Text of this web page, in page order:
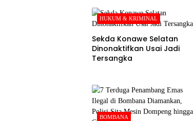
HUKUM & KRIMINAL
Sekda Konawe Selatan
Dinonaktifkan Usai Jadi
Tersangka
BOMBANA